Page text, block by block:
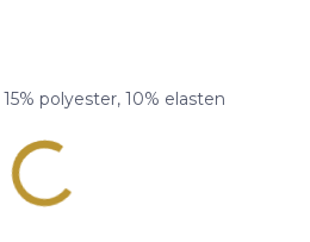
polyester, 10% elasten